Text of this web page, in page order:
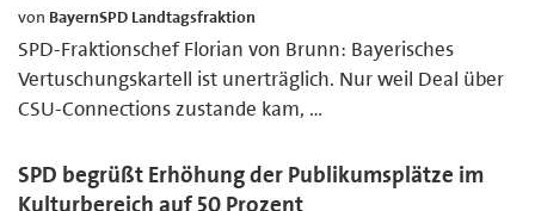
von BayernSPD Landtagsfraktion
SPD-Fraktionschef Florian von Brunn: Bayerisches
Vertuschungskartell ist unerträglich. Nur weil Deal über
CSU-Connections zustande kam, …
SPD begrüßt Erhöhung der Publikumsplätze im
Kulturbereich auf 50 Prozent